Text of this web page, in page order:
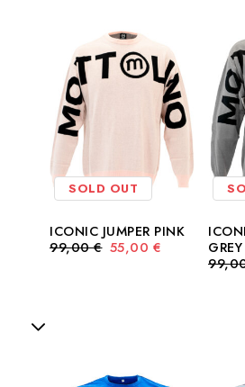
SOLD OUT
ICONIC JUMPER PINK
99,00€ 55,00 €
GREY